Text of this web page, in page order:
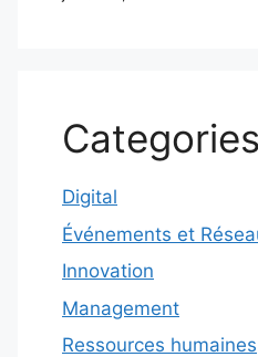
Categories
Digital
Événements et
Innovation
Management
Ressources humaines